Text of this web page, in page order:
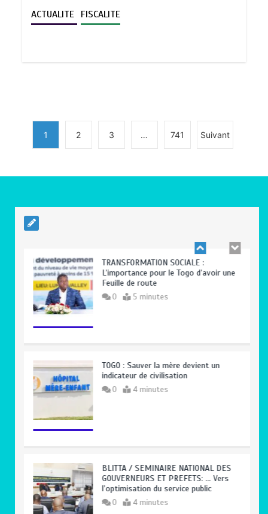
ACTUALITE FISCALITE
1 2 3 … 741 Suivant
TRANSFORMATION SOCIALE :
L’importance pour le Togo d’avoir une
Feuille de route
0 5 minutes
TOGO : Sauver la mère devient un
indicateur de civilisation
0 4 minutes
BLITTA / SEMINAIRE NATIONAL DES
GOUVERNEURS ET PREFETS: … Vers
l’optimisation du service public
0 4 minutes